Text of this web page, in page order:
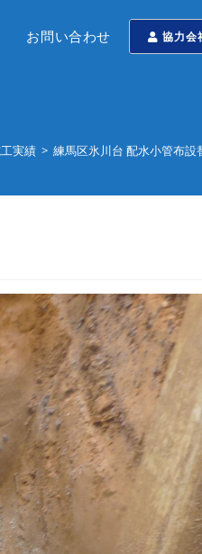
協力会
お問い合わせ
実績 > 練馬区氷川台 配水小管布設